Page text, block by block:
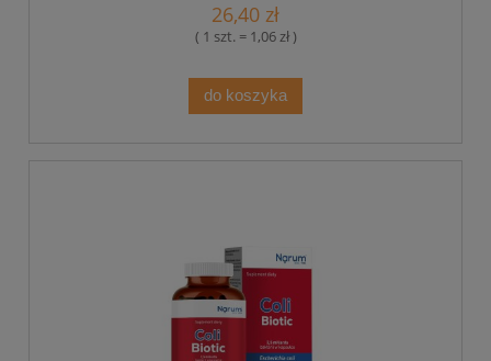
26,40 zł
( 1 szt. = 1,06 zł )
do koszyka